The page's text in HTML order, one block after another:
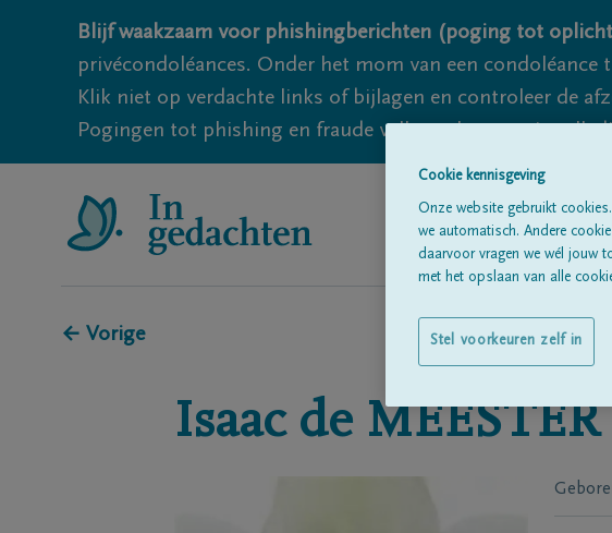
Blijf waakzaam voor phishingberichten (poging tot
privécondoléances. Onder het mom van een
Klik niet op verdachte links of bijlagen en controleer de
Pogingen tot phishing en fraude vallen echter nooit
← Vorige
Isaac de MEESTER
Cookie kennisgeving
Onze website gebruikt
we automatisch. Andere
daarvoor vragen we wél jouw
met het opslaan van alle
Stel voorkeuren zelf in